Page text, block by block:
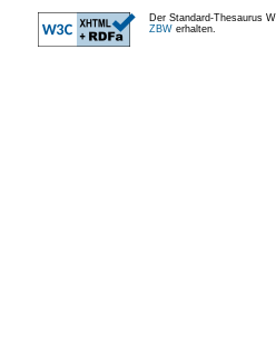
Der Standard-Thesaurus
ZBW erhalten.